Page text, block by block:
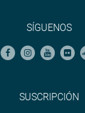
SÍGUENOS
SUSCRIPCIÓN